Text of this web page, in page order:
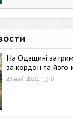
На Одещині
за кордон та його
29 май, 20:01 0